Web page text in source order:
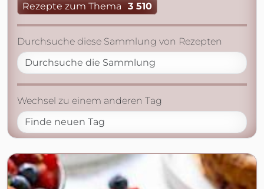
Rezepte zum Thema 3 510
Durchsuche diese Sammlung von Rezepten
Wechsel zu einem anderen Tag